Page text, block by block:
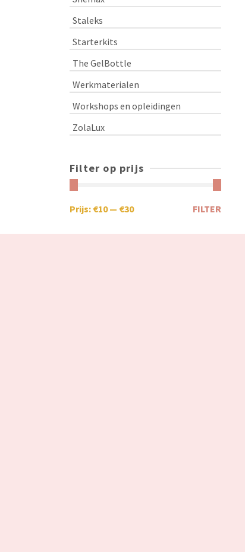
Staleks
Starterkits
The GelBottle
Werkmaterialen
Workshops en opleidingen
ZolaLux
Filter op prijs
FILTER
Prijs: €10— €30